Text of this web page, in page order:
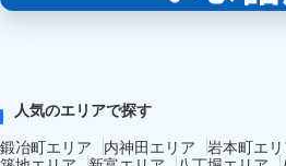
人気のエリアで探す
鍛冶町エリア
内神田エリア 岩本町エ